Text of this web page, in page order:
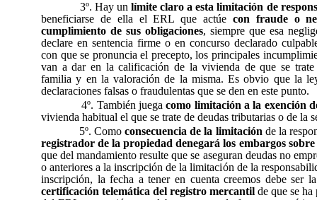
3º. Hay un límite claro a esta limitación de
beneficiarse de ella el ERL que actúe con fraude o
cumplimiento de sus obligaciones, siempre que esa
declare en sentencia firme o en concurso declarado
con que se pronuncia el precepto, los principales
van a dar en la calificación de la vivienda de que se
familia y en la valoración de la misma. Es obvio que la
declaraciones falsas o fraudulentas que se den en este punto.
4º. También juegacomo limitación a la exención
vivienda habitual el que se trate de deudas tributarias o de la
5º. Comoconsecuencia de la limitaciónde la
registrador de la propiedad denegará los embargos
que del mandamiento resulte que se aseguran deudas no
o anteriores a la inscripción de la limitación de la
inscripción, la fecha a tener en cuenta creemos debe ser
certificación telemática del registro mercantil de que se